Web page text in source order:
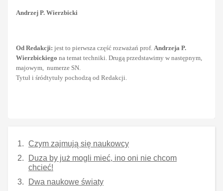
Andrzej P. Wierzbicki
Od Redakcji: jest to pierwsza część rozważań prof. Andrzeja P.
Wierzbickiego na temat techniki. Drugą przedstawimy w następnym,
majowym, numerze SN.
Tytuł i śródtytuły pochodzą od Redakcji.
Czym zajmują się naukowcy
Duza by już mogli mieć, ino oni nie chcom
chcieć!
Dwa naukowe światy